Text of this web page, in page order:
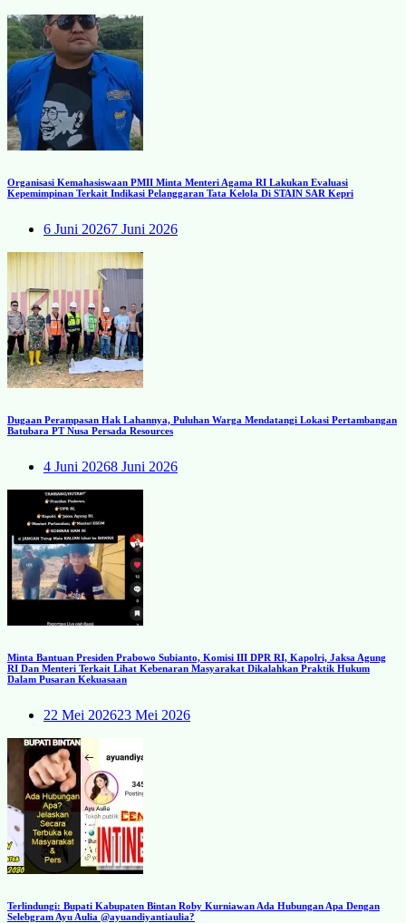
Organisasi Kemahasiswaan PMII Minta Menteri Agama RI Lakukan Evaluasi
Kepemimpinan Terkait Indikasi Pelanggaran Tata Kelola Di STAIN SAR Kepri
6 Juni 20267 Juni 2026
Dugaan Perampasan Hak Lahannya, Puluhan Warga Mendatangi Lokasi Pertambangan
Batubara PT Nusa Persada Resources
4 Juni 20268 Juni 2026
Minta Bantuan Presiden Prabowo Subianto, Komisi III DPR RI, Kapolri, Jaksa Agung
RI Dan Menteri Terkait Lihat Kebenaran Masyarakat Dikalahkan Praktik Hukum
Dalam Pusaran Kekuasaan
22 Mei 202623 Mei 2026
Terlindungi: Bupati Kabupaten Bintan Roby Kurniawan Ada Hubungan Apa Dengan
Selebgram Ayu Aulia @ayuandiyantiaulia?